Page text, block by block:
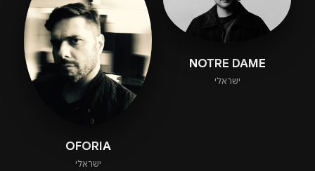
NOTRE DAME
ישראלי
OFORIA
ישראלי